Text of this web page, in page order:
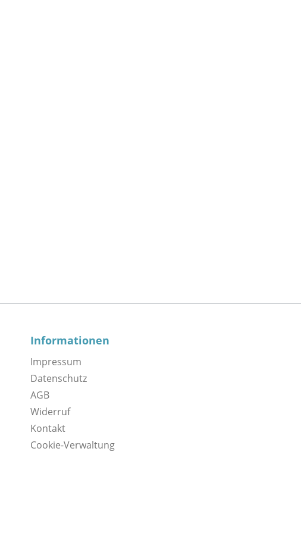
Informationen
Impressum
Datenschutz
AGB
Widerruf
Kontakt
Cookie-Verwaltung